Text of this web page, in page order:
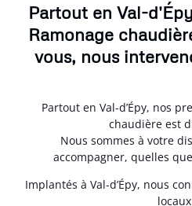
Partout en Val-
Ramonage
vous, nous
Partout en Val-d’Épy, nos
chaudière est
Nous sommes à votre
accompagner, quelles
Implantés à Val-d’Épy, nous